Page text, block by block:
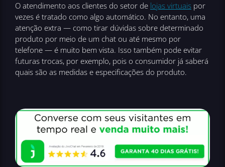
O atendimento aos clientes do setor de lojas virtuais por
vezes é tratado como algo automático. No entanto, uma
atenção extra — como tirar dúvidas sobre determinado
produto por meio de um chat ou até mesmo por
telefone — é muito bem vista. Isso também pode evitar
futuras trocas, por exemplo, pois o consumidor já saberá
quais são as medidas e especificações do produto.